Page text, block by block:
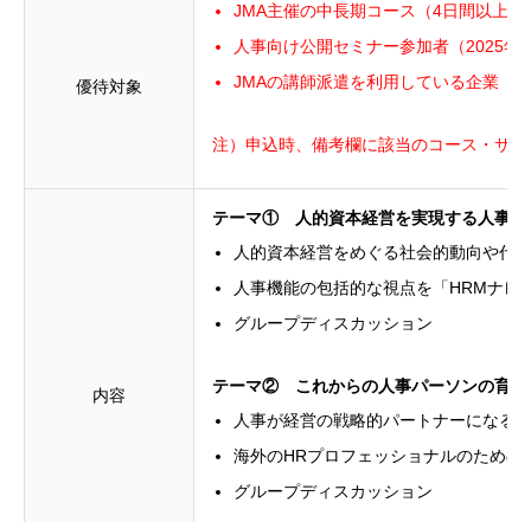
優待対象
JMA主催の中長期コース（4日間以上
人事向け公開セミナー参加者（2025
JMAの講師派遣を利用している企業（
注）申込時、備考欄に該当のコース・サ
内容
テーマ① 人的資本経営を実現する人事機
人的資本経営をめぐる社会的動向や代
人事機能の包括的な視点を「HRMナレ
グループディスカッション
テーマ② これからの人事パーソンの育成
人事が経営の戦略的パートナーになる
海外のHRプロフェッショナルのため
グループディスカッション